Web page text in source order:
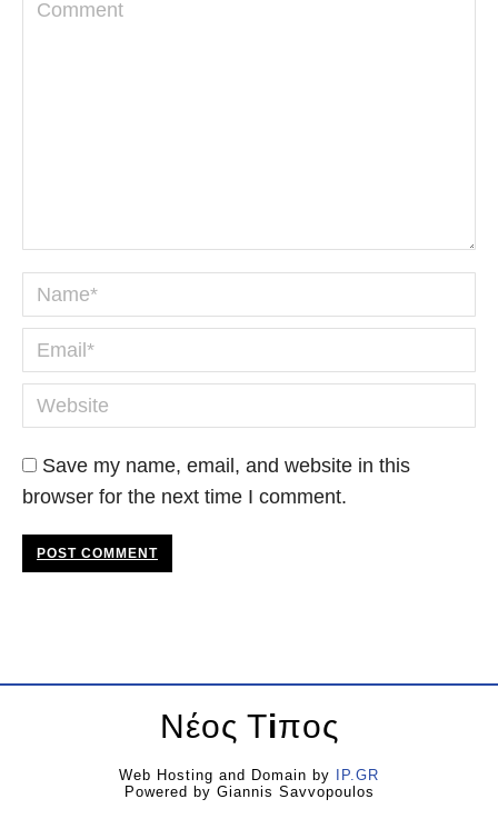
Name *
Email *
Website
Save my name, email, and website in this
browser for the next time I comment.
POST COMMENT
Νέος Τiπος
Web Hosting and Domain by
IP.GR
Powered by Giannis Savvopoulos